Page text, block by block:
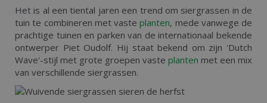
Het is al een tiental jaren een trend om siergrassen in de
tuin te combineren met vasteplanten, mede vanwege de
prachtige tuinen en parken van de internationaal bekende
ontwerper Piet Oudolf. Hij staat bekend om zijn 'Dutch
Wave'-stijl met grote groepen vaste planten met een mix
van verschillende siergrassen.